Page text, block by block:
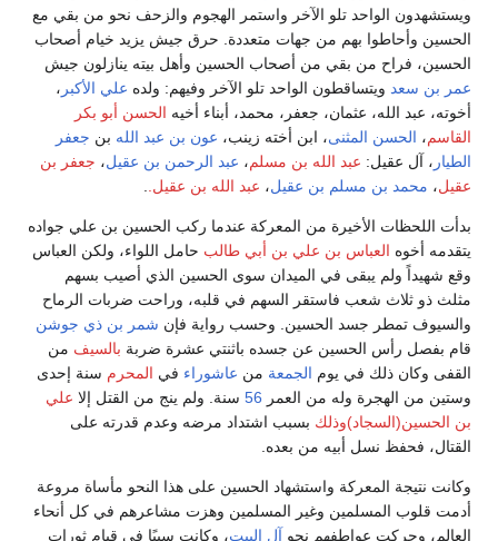
ويستشهدون الواحد تلو الآخر واستمر الهجوم والزحف نحو من بقي مع
الحسين وأحاطوا بهم من جهات متعددة. حرق جيش يزيد خيام أصحاب
الحسين، فراح من بقي من أصحاب الحسين وأهل بيته ينازلون جيش
عمر بن سعد ويتساقطون الواحد تلو الآخر وفيهم: ولده علي الأكبر ،
أخوته، عبد الله، عثمان، جعفر، محمد، أبناء أخيه الحسن أبو بكر
القاسم، الحسن المثنى، ابن أخته زينب، عون بن عبد الله بن جعفر
الطيار ، آل عقيل: عبد الله بن مسلم، عبد الرحمن بن عقيل، جعفر بن
عقيل، محمد بن مسلم بن عقيل، عبد الله بن عقيل.
بدأت اللحظات الأخيرة من المعركة عندما ركب الحسين بن علي جواده
يتقدمه أخوه العباس بن علي بن أبي طالب حامل اللواء، ولكن العباس
وقع شهيداً ولم يبقى في الميدان سوى الحسين الذي أصيب بسهم
مثلث ذو ثلاث شعب فاستقر السهم في قلبه، وراحت ضربات الرماح
والسيوف تمطر جسد الحسين. وحسب رواية فإن شمر بن ذي جوشن
قام بفصل رأس الحسين عن جسده باثنتي عشرة ضربة بالسيف من
القفى وكان ذلك في يوم الجمعة من عاشوراء في المحرم سنة إحدى
وستين من الهجرة وله من العمر 56 سنة. ولم ينج من القتل إلا علي
بن الحسين(السجاد)وذلك بسبب اشتداد مرضه وعدم قدرته على
القتال، فحفظ نسل أبيه من بعده.
وكانت نتيجة المعركة واستشهاد الحسين على هذا النحو مأساة مروعة
أدمت قلوب المسلمين وغير المسلمين وهزت مشاعرهم في كل أنحاء
العالم، وحركت عواطفهم نحو آل البيت، وكانت سببًا في قيام ثورات